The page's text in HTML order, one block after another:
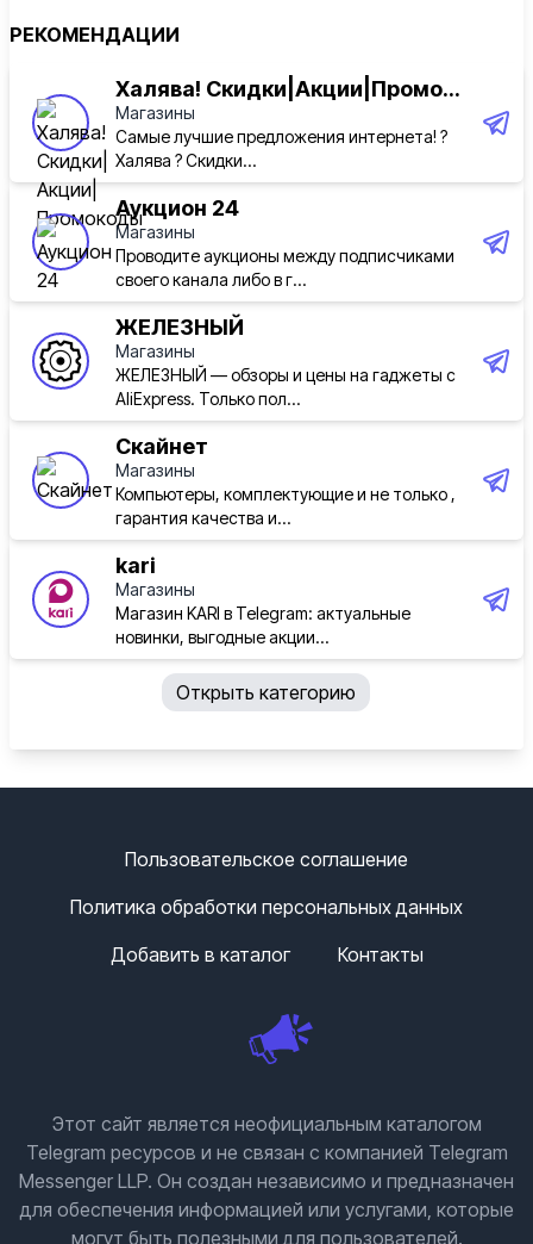
РЕКОМЕНДАЦИИ
Халява! Скидки|Акции|Промо...
Магазины
Самые лучшие предложения интернета! ?
Халява ? Скидки...
Аукцион 24
Магазины
Проводите аукционы между подписчиками
своего канала либо в г...
ЖЕЛЕЗНЫЙ
Магазины
ЖЕЛЕЗНЫЙ — обзоры и цены на гаджеты с
AliExpress. Только пол...
Скайнет
Магазины
Компьютеры, комплектующие и не только ,
гарантия качества и...
kari
Магазины
Магазин KARI в Telegram: актуальные
новинки, выгодные акции...
Открыть категорию
Пользовательское соглашение
Политика обработки персональных данных
Добавить в каталог
Контакты
Этот сайт является неофициальным каталогом
Telegram ресурсов и не связан с компанией Telegram
Messenger LLP. Он создан независимо и предназначен
для обеспечения информацией или услугами, которые
могут быть полезными для пользователей.